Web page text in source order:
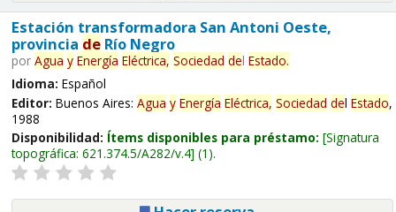
Estación transformadora San Antoni Oeste,
provincia deRío Negro
por Agua y Energía Eléctrica, Sociedad del Estado.
Idioma: Español
Editor: Buenos Aires: Agua y Energía Eléctrica, Sociedad del Estado,
1988
Disponibilidad: Ítems disponibles para préstamo: Signatura
topográfica: 621.374.5/A282/v.4 (1).